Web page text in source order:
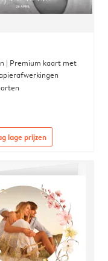
| Premium kaart met
lage prijzen